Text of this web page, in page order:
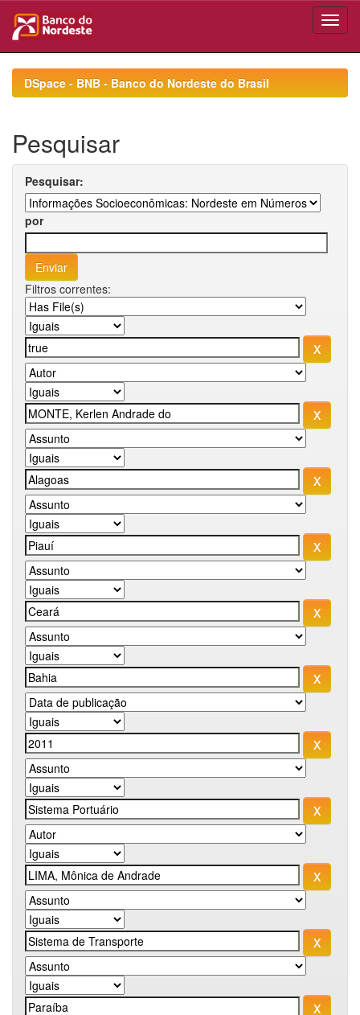
navigationDSpace - BNB - Banco do Nordeste do Brasil
Pesquisar
Pesquisar:
por
Filtros correntes: